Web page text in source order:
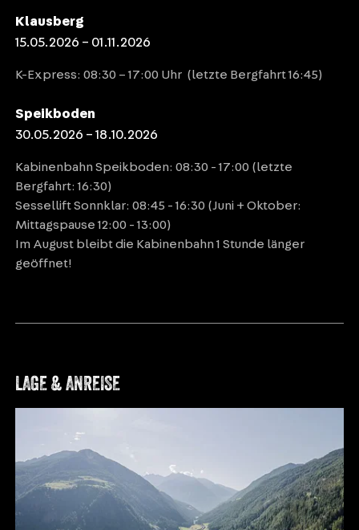
Klausberg
15.05.2026 – 01.11.2026
K-Express: 08:30 – 17:00 Uhr (letzte Bergfahrt 16:45)
Speikboden
30.05.2026 – 18.10.2026
Kabinenbahn Speikboden: 08:30 - 17:00 (letzte
Bergfahrt: 16:30)
Sessellift Sonnklar: 08:45 - 16:30 (Juni + Oktober:
Mittagspause 12:00 - 13:00)
Im August bleibt die Kabinenbahn 1 Stunde länger
geöffnet!
LAGE & ANREISE